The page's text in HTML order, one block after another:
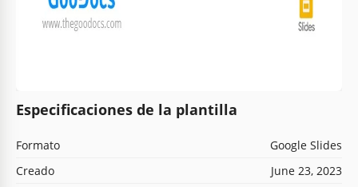
Especificaciones de la plantilla
Formato
Google Slides
Creado
June 23, 2023